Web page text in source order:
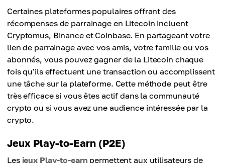
Certaines plateformes populaires offrant des
récompenses de parrainage en Litecoin incluent
Cryptomus, Binance et Coinbase. En partageant votre
lien de parrainage avec vos amis, votre famille ou vos
abonnés, vous pouvez gagner de la Litecoin chaque
fois qu'ils effectuent une transaction ou accomplissent
une tâche sur la plateforme. Cette méthode peut être
très efficace si vous êtes actif dans la communauté
crypto ou si vous avez une audience intéressée par la
crypto.
Jeux Play-to-Earn (P2E)
Les jeux Play-to-earn permettent aux utilisateurs de